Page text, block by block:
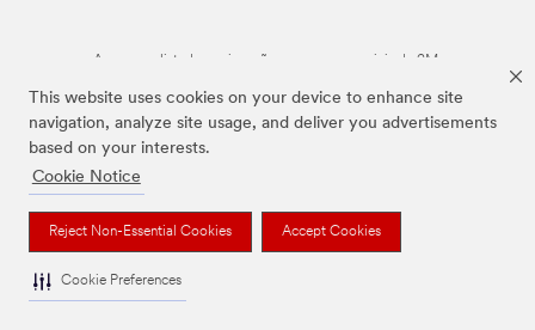
This website uses cookies on your device to enhance site
navigation, analyze site usage, and deliver you advertisements
based on your interests.
Cookie Notice
Reject Non-Essential Cookies Accept Cookies
Cookie Preferences
As marcas listadas a cima são marcas comerciais da 3M.